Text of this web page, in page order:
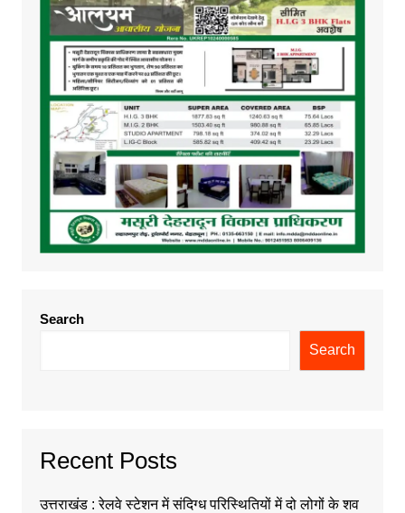
Search
Search
Recent Posts
उत्तराखंड : रेलवे स्टेशन में संदिग्ध परिस्थितियों में दो लोगों के शव